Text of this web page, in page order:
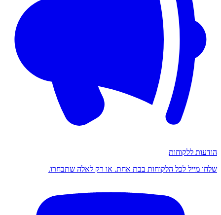
הודעות ללקוחות
שלחו מייל לכל הלקוחות בבת אחת. או רק לאלה שתבחרו.